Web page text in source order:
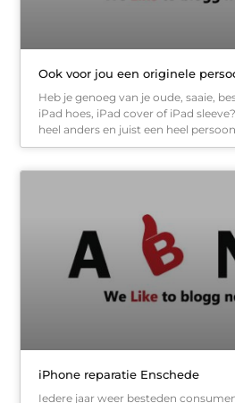
Ook voor jou een originele
Heb je genoeg van je oude, saaie,
iPad hoes, iPad cover of iPad
heel anders en juist een heel
iPhone reparatie Enschede
Iedere jaar weer besteden